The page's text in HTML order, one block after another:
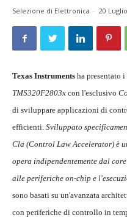
Selezione di Elettronica - 20
Texas Instruments ha presentato
TMS320F2803x con l'esclusivo
di sviluppare applicazioni di
efficienti. Sviluppato
Cla (Control Law Accelerator) è
opera indipendentemente dal
alle periferiche on-chip e
sono basati su un'avanzata
con periferiche di controllo in